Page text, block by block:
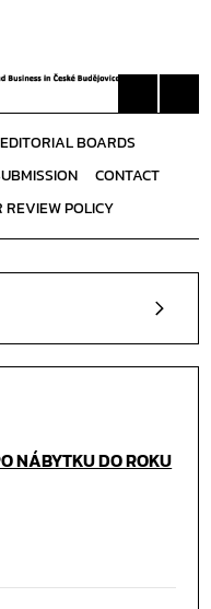
EDITORIAL BOARDS
CONTACT
REVIEW POLICY
NÁBYTKU DO ROKU